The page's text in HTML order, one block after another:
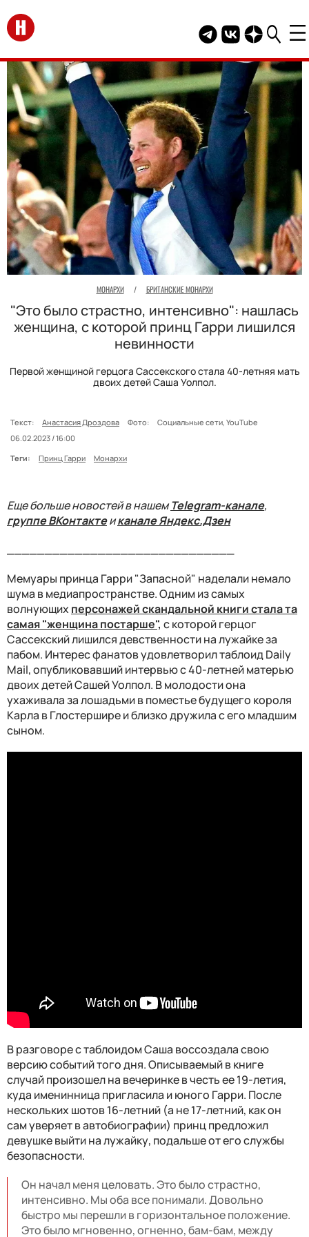
Перейти на главную
Telegram канал
Группа HELLO
Канал
МОНАРХИ / БРИТАНСКИЕ МОНАРХИ
"Это было страстно, интенсивно": нашлась
женщина, с которой принц Гарри лишился
невинности
Первой женщиной герцога Сассекского стала 40-летняя мать
двоих детей Саша Уолпол.
Текст: Анастасия Дроздова Фото:
Социальные сети, YouTube
06.02.2023 / 16:00
Теги:
Принц Гарри Монархи
Еще больше новостей в нашемTelegram-канале,
группе ВКонтактеиканале Яндекс.Дзен
Мемуары принца Гарри "Запасной" наделали немало
шума в медиапространстве. Одним из самых
волнующихперсонажей скандальной книги стала та
самая "женщина постарше", с которой герцог
Сассекский лишился девственности на лужайке за
пабом. Интерес фанатов удовлетворил таблоид Daily
Mail, опубликовавший интервью с 40-летней матерью
двоих детей Сашей Уолпол. В молодости она
ухаживала за лошадьми в поместье будущего короля
Карла в Глостершире и близко дружила с его младшим
сыном.
В разговоре с таблоидом Саша воссоздала свою
версию событий того дня. Описываемый в книге
случай произошел на вечеринке в честь ее 19-летия,
куда именинница пригласила и юного Гарри. После
нескольких шотов 16-летний (а не 17-летний, как он
сам уверяет в автобиографии) принц предложил
девушке выйти на лужайку, подальше от его службы
безопасности.
Он начал меня целовать. Это было страстно,
интенсивно. Мы оба все понимали. Довольно
быстро мы перешли в горизонтальное положение.
Это было мгновенно, огненно, бам-бам, между